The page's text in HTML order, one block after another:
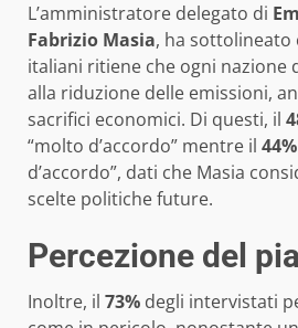
L’amministratore delegato di
Fabrizio Masia, ha sottolineato
italiani ritiene che ogni nazione
alla riduzione delle emissioni,
sacrifici economici. Di questi, il
“molto d’accordo” mentre il 44%
d’accordo”, dati che Masia
scelte politiche future.
Percezione del
Inoltre, il 73% degli intervistati